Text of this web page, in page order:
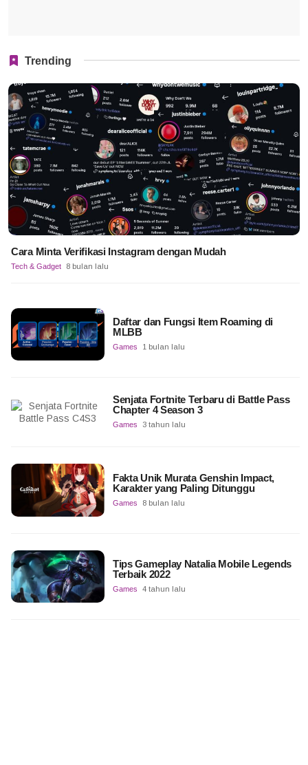
Trending
Cara Minta Verifikasi Instagram dengan Mudah
Tech & Gadget 8 bulan lalu
Daftar dan Fungsi Item Roaming di
MLBB
Games 1 bulan lalu
Senjata Fortnite Terbaru di Battle Pass
Chapter 4 Season 3
Games 3 tahun lalu
Fakta Unik Murata Genshin Impact,
Karakter yang Paling Ditunggu
Games 8 bulan lalu
Tips Gameplay Natalia Mobile Legends
Terbaik 2022
Games 4 tahun lalu